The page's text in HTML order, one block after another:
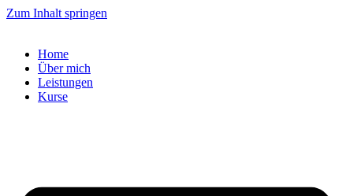
Zum Inhalt springen
Home
Über mich
Leistungen
Kurse